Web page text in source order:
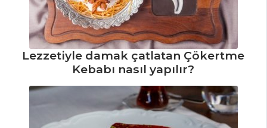
Kestaneli Pilav
Tarifi, Nasıl Yapılır?
Kremalı
Parmesanlı
Fesleğenli
Fettucine Tarifi,
Makarna
Lezzetiyle damak çatlatan Çökertme
Kebabı nasıl yapılır?